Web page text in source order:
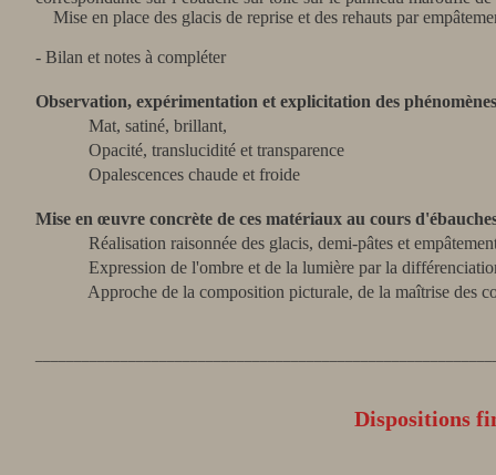
Mise en place des glacis de reprise et des rehauts par
- Bilan et notes à compléter
Observation, expérimentation et explicitation des
Mat, satiné, brillant,
Opacité, translucidité et transparence
Opalescences chaude et froide
Mise en œuvre concrète de ces matériaux au cours
Réalisation raisonnée des glacis, demi-pâtes et
Expression de l'ombre et de la lumière par la différenciation
Approche de la composition picturale, de la maîtrise des
Dispositions